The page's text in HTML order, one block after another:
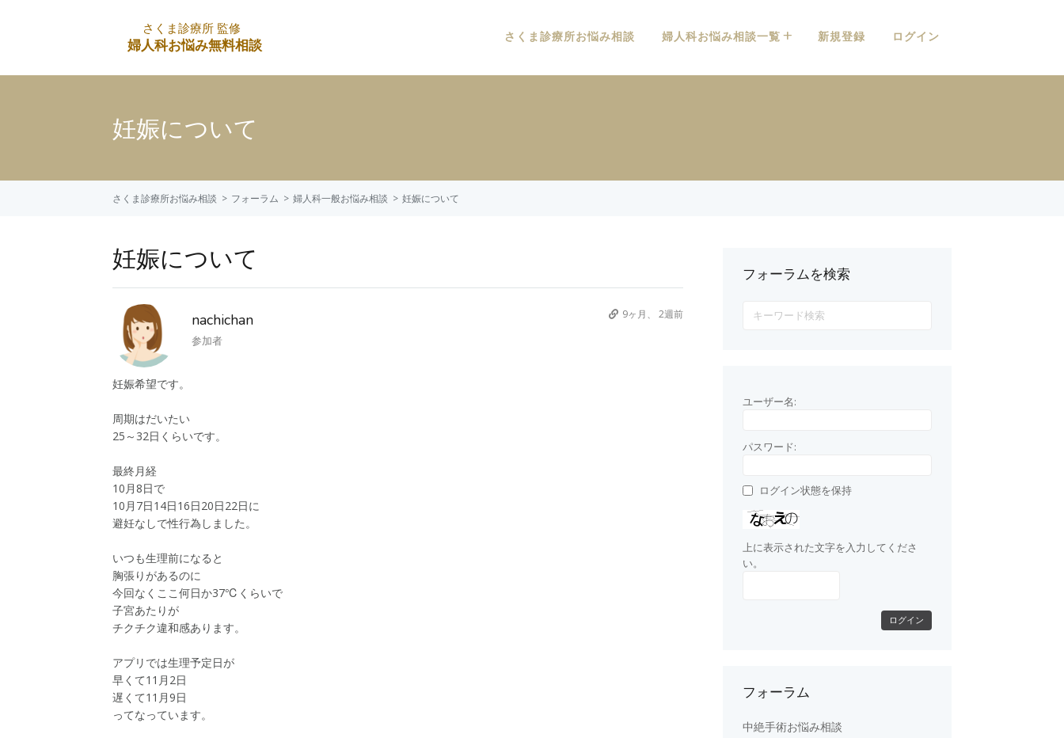
さくま診療所お悩み相談 婦人科お悩み相談一覧 新規登録 ログイン
妊娠について
さくま診療所お悩み相談 フォーラム 婦人科一般お悩み相談 妊娠について
妊娠について
9ヶ月、 2週前
nachichan
参加者
妊娠希望です。
周期はだいたい
25～32日くらいです。
最終月経
10月8日で
10月7日14日16日20日22日に
避妊なしで性行為しました。
いつも生理前になると
胸張りがあるのに
今回なくここ何日か37℃くらいで
子宮あたりが
チクチク違和感あります。
アプリでは生理予定日が
早くて11月2日
遅くて11月9日
ってなっています。
フォーラムを検索
ユーザー名:
パスワード:
ログイン状態を保持
上に表示された文字を入力してくださ
い。
ログイン
フォーラム
中絶手術お悩み相談